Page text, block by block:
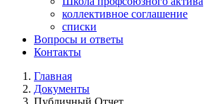
коллективное соглашение
списки
Вопросы и ответы
Контакты
Строка
Главная
Документы
Публичный Отчет